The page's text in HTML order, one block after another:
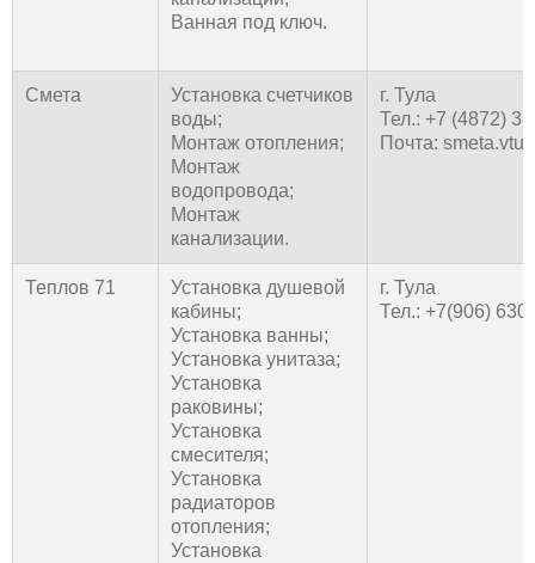
Ванная под ключ.
Смета
Установка счетчиков
воды;
Монтаж отопления;
Монтаж
водопровода;
Монтаж
канализации.
г. Тула
Тел.: +7 (4872)
Почта:
Теплов 71
Установка душевой
кабины;
Установка ванны;
Установка унитаза;
Установка
раковины;
Установка
смесителя;
Установка
радиаторов
отопления;
Установка
г. Тула
Тел.: +7(906)